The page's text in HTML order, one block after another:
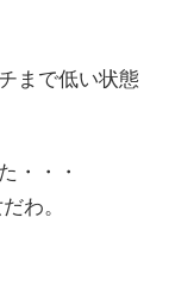
まで低い状態
・・・
わ。